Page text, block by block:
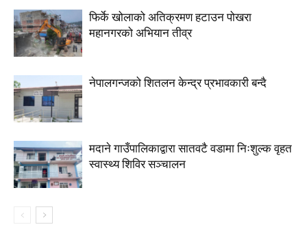
फिर्के खोलाको अतिक्रमण हटाउन पोखरा
महानगरको अभियान तीव्र
नेपालगन्जको शितलन केन्द्र प्रभावकारी बन्दै
मदाने गाउँपालिकाद्वारा सातवटै वडामा निःशुल्क वृहत
स्वास्थ्य शिविर सञ्चालन